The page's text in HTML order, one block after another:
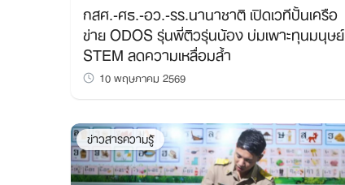
กสศ.-ศธ.-อว.-รร.นานาชาติ เปิดเวทีปั้นเครือ
ข่าย ODOS รุ่นพี่ติวรุ่นน้อง บ่มเพาะทุนมนุษย์
STEM ลดความเหลื่อมล้ำ
10 พฤษภาคม 2569
ข่าวสารความรู้